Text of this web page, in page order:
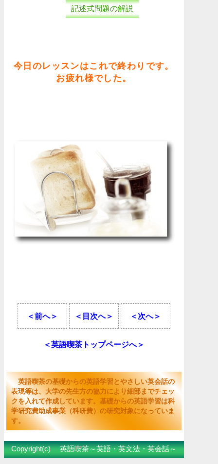
記述式問題の解説
今日のレッスンはこれで終わりです。
お疲れ様でした。
＜前へ＞ ＜目次へ＞ ＜次へ＞
＜英語喫茶トップページへ＞
英語喫茶の基礎からの英語学習とやさしい英会話の
表現等は、大学の先生方の協力により細部までチェッ
クを入れて作成しています。基礎からの英語学習は科
学研究費助成事業（科研費）の研究対象になっていま
す。
Copyright(c) 英語喫茶～英語・英文法・英会話～